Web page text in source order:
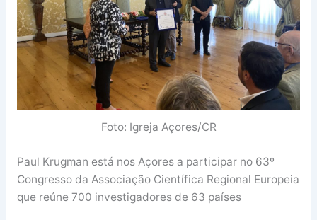
Foto: Igreja Açores/CR
Paul Krugman está nos Açores a participar no 63º
Congresso da Associação Científica Regional Europeia
que reúne 700 investigadores de 63 países